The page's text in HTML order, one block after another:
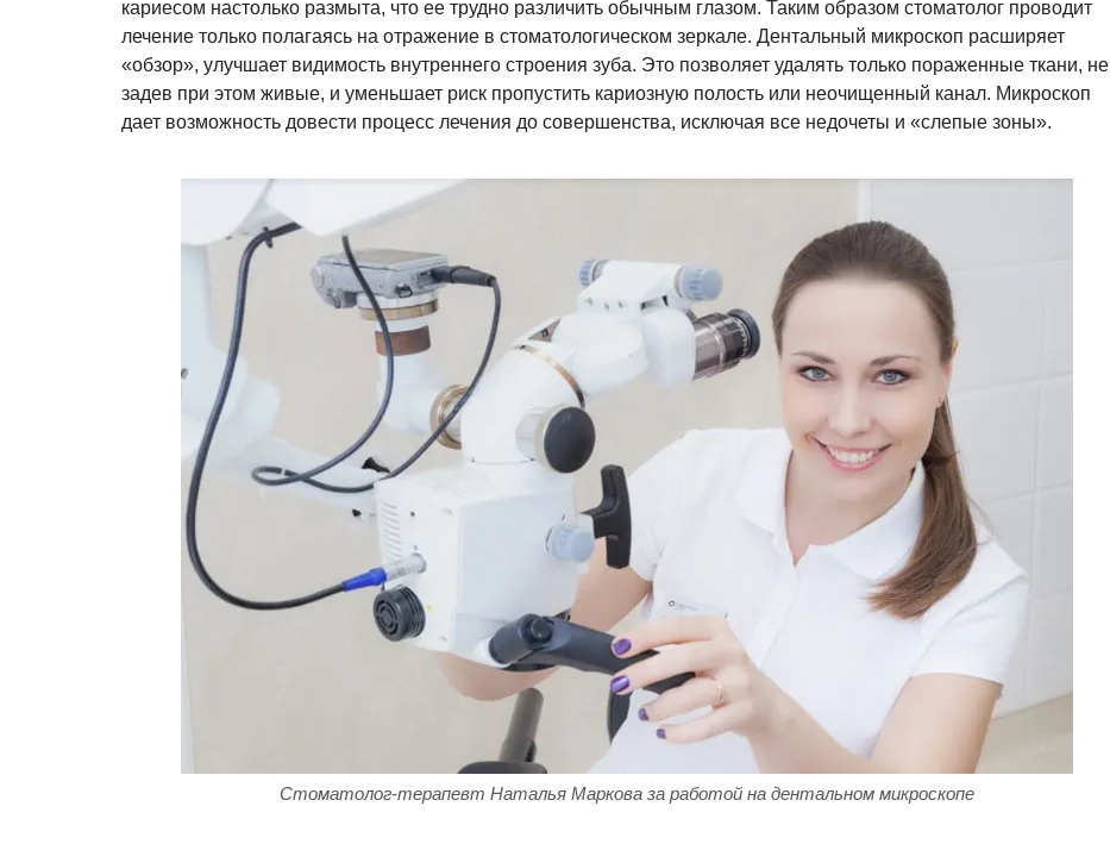
кариесом настолько размыта, что ее трудно различить обычным глазом. Таким образом стоматолог проводит
лечение только полагаясь на отражение в стоматологическом зеркале. Дентальный микроскоп расширяет
«обзор», улучшает видимость внутреннего строения зуба. Это позволяет удалять только пораженные ткани, не
задев при этом живые, и уменьшает риск пропустить кариозную полость или неочищенный канал. Микроскоп
дает возможность довести процесс лечения до совершенства, исключая все недочеты и «слепые зоны».
Стоматолог-терапевт Наталья Маркова за работой на дентальном микроскопе